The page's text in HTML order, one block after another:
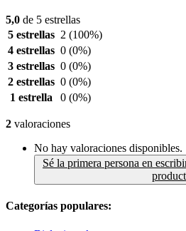
5,0 de 5 estrellas
5 estrellas 2 (100%)
4 estrellas 0 (0%)
3 estrellas 0 (0%)
2 estrellas 0 (0%)
1 estrella
0 (0%)
2 valoraciones
No hay valoraciones disponibles.
Sé la primera persona en
Categorías populares: